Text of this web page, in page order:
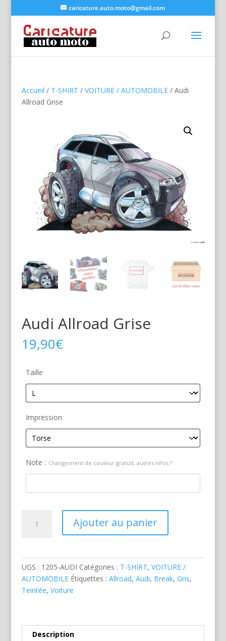
caricature.auto.moto@gmail.com
Accueil / T-SHIRT / VOITURE / AUTOMOBILE/ Audi
Allroad Grise
Audi Allroad Grise
19,90€
Taille
Impression
Note : Changement de couleur gratuit, autres infos ?
Ajouter au panier
UGS : 1205-AUDI Catégories : T-SHIRT, VOITURE /
AUTOMOBILE Étiquettes : Allroad, Audi, Break, Gris,
Teintée, Voiture
Description